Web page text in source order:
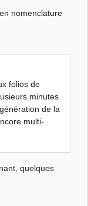
nomenclature
folios de
minutes
de la
multi-
quelques